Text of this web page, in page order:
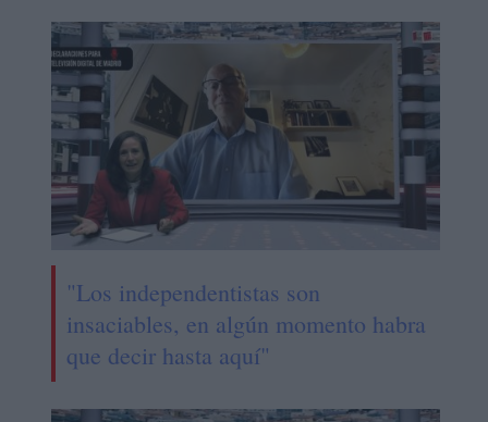
"Los independentistas son
insaciables, en algún momento habra
que decir hasta aquí"